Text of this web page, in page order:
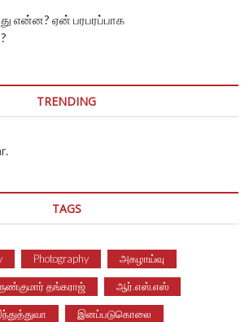
என்ன? ஏன் பரபரப்பாக
TRENDING
TAGS
Photography அகழாய்வு
தங்கராஜ் ஆர்.எஸ்.எஸ்
இனப்படுகொலை